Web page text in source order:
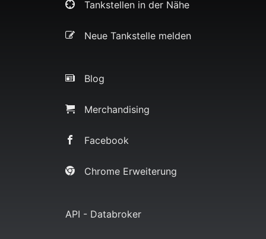
Tankstellen in der Nähe
Neue Tankstelle melden
Blog
Merchandising
Facebook
Chrome Erweiterung
API - Databroker